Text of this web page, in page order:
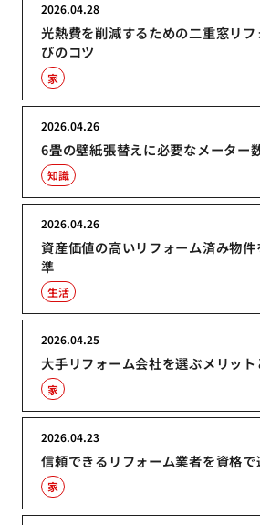
光熱費を削減するための二重窓リ
びのコツ
2026.04.28
家
6畳の壁紙張替えに必要なメーター
2026.04.26
知識
資産価値の高いリフォーム済み物
準
2026.04.26
生活
大手リフォーム会社を選ぶメリット
2026.04.25
家
信頼できるリフォーム業者を資格
2026.04.23
家